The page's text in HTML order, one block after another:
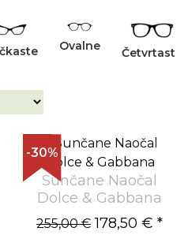
Ovalne Četvrtaste
-30%
Sunčane Naočal
Dolce & Gabbana
255,00 € 178,50 € *